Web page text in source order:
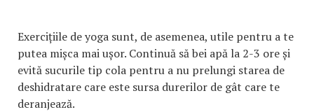
Exercițiile de yoga sunt, de asemenea, utile pentru a te
putea mișca mai ușor. Continuă să bei apă la 2-3 ore și
evită sucurile tip cola pentru a nu prelungi starea de
deshidratare care este sursa durerilor de gât care te
deranjează.